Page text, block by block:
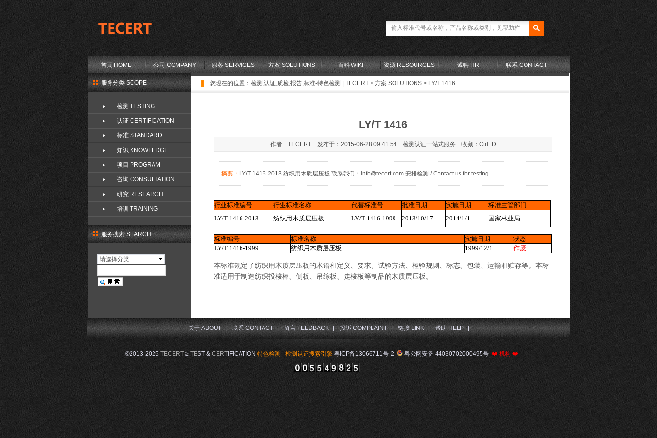
首页 HOME 公司 COMPANY 服务 SERVICES 方案 SOLUTIONS 百科 WIKI 资源 RESOURCES 诚聘 HR 联系 CONTACT
您现在的位置： 检测,认证,质检,报告,标准-特色检测 | TECERT > 方案 SOLUTIONS > LY/T 1416
服务搜索 SEARCH
请选择分类
LY/T 1416
作者：TECERT 发布于：2015-06-28 09:41:54 检测认证一站式服务 收藏：Ctrl+D
摘要： LY/T 1416-2013 纺织用木质层压板 联系我们：info@tecert.com 安排检测 / Contact us for testing.
行业标准编号 行业标准名称 代替标准号 批准日期 实施日期
标准主管部门
LY/T 1416-2013
纺织用木质层压板 LY/T 1416-1999 2013/10/17 2014/1/1 国家林业局
标准编号 标准名称 实施日期
状态
LY/T 1416-1999
纺织用木质层压板 1999/12/1 作废
本标准规定了纺织用木质层压板的术语和定义、要求、试验方法、检验规则、标志、包装、运输和贮存等。本标
准适用于制造纺织投梭棒、侧板、吊综板、走梭板等制品的木质层压板。
服务分类 SCOPE
检测 TESTING
认证 CERTIFICATION
标准 STANDARD
知识 KNOWLEDGE
项目 PROGRAM
咨询 CONSULTATION
研究 RESEARCH
培训 TRAINING
©2013-2025 TECERT≥ TEST & CERTIFICATION 特色检测 - 检测认证搜索引擎 粤ICP备13066711号-2 粤公网安备 44030702000495号 ❤️ 机构 ❤️
关于 ABOUT | 联系 CONTACT | 留言 FEEDBACK 投诉 COMPLAINT | 链接 LINK | 帮助 HELP |